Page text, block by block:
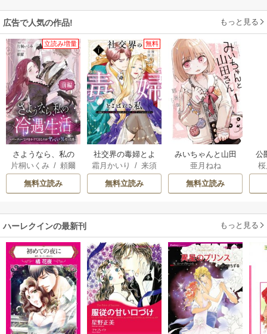
広告で人気の作品! もっと見る
立読み増量
さようなら、私の
冷遇生活 ～パーテ
ィーで声をかけて
きたのがヤバい男
片桐いくみ /頼爾
無料立読み
無料
社交界の毒婦とよ
ばれる私～素敵な
辺境伯令息に腕を
折られたので、責
す～
霜月かいり /来須
みかん
無料立読み
みいちゃんと山田
さん
亜月ねね
無料立読み
公
は
ハーレクインの最新刊 もっと見る